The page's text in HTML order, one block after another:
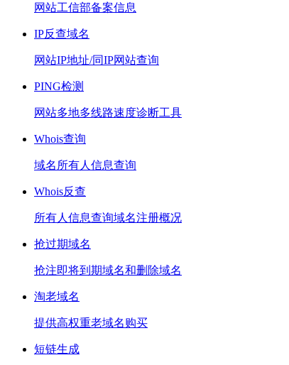
网站工信部备案信息
IP反查域名
网站IP地址/同IP网站查询
PING检测
网站多地多线路速度诊断工具
Whois查询
域名所有人信息查询
Whois反查
所有人信息查询域名注册概况
抢过期域名
抢注即将到期域名和删除域名
淘老域名
提供高权重老域名购买
短链生成